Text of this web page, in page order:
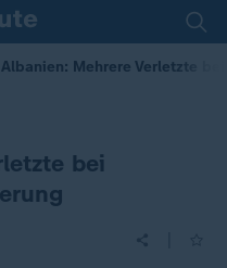
Albanien: Mehrere Verletzte
bei